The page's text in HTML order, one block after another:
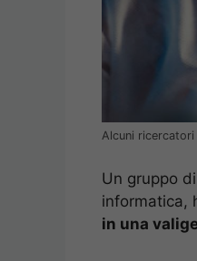
Alcuni ricercatori
Un gruppo
informatica,
in una